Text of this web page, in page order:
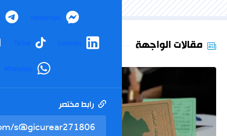
Messenger
LinkedIn
TikTok
WhatsApp
رابط مختصر
مقالات الواجهة